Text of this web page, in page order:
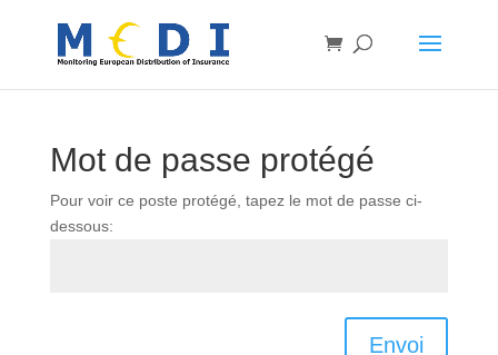
Mot de passe protégé
Pour voir ce poste protégé, tapez le mot de passe ci-
dessous:
Envoi